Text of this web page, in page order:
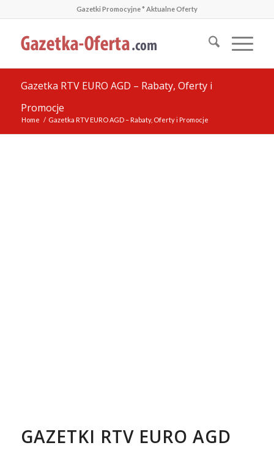
Gazetki Promocyjne * Aktualne Oferty
Gazetka RTV EURO AGD – Rabaty, Oferty i
Promocje
Home / Gazetka RTV EURO AGD – Rabaty, Oferty i Promocje
GAZETKI RTV EURO AGD